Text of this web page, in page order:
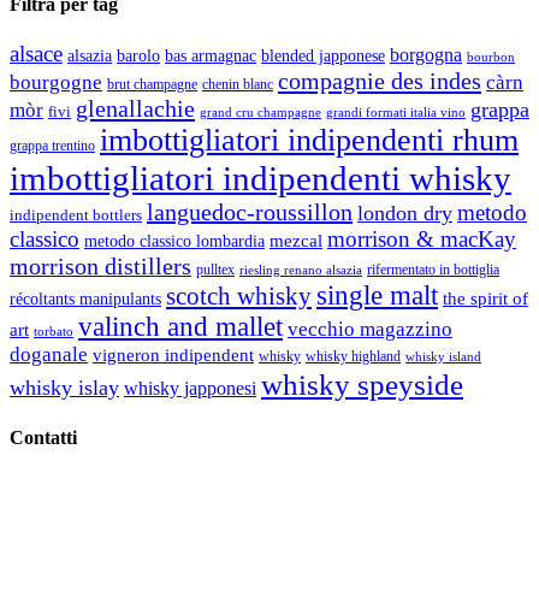
Filtra per tag
alsace alsazia barolo bas armagnac blended japponese borgogna bourbon
bourgogne brut champagne chenin blanc compagnie des indes càrn
mòr fivi glenallachie grand cru champagne grandi formati italia vino grappa
grappa trentino imbottigliatori indipendenti rhum
imbottigliatori indipendenti whisky
indipendent bottlers languedoc-roussillon london dry metodo
classico metodo classico lombardia mezcal morrison & macKay
morrison distillers pulltex riesling renano alsazia rifermentato in bottiglia
récoltants manipulants scotch whisky single malt the spirit of
art torbato valinch and mallet vecchio magazzino
doganale vigneron indipendent whisky whisky highland whisky island
whisky islay whisky japponesi whisky speyside
Contatti